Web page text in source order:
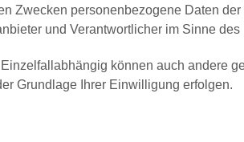
personenbezogene Daten der
und Verantwortlicher im Sinne
können auch andere
Grundlage Ihrer Einwilligung erfolgen.